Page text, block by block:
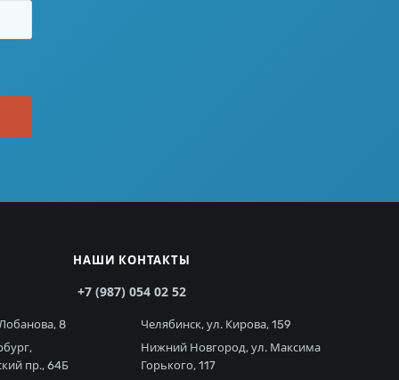
НАШИ КОНТАКТЫ
+7 (987) 054 02 52
8
пр., 64Б
Челябинск, ул. Кирова, 159
Нижний Новгород, ул. Максима
Горького, 117